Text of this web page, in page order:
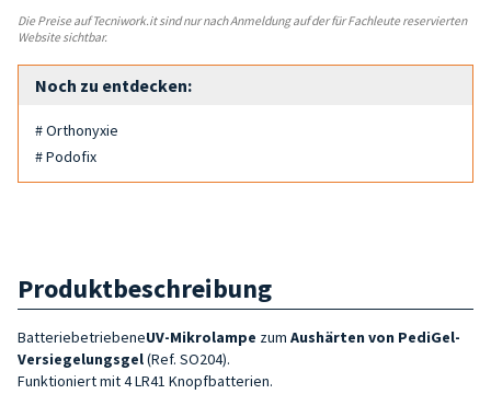
Die Preise auf Tecniwork.it sind nur nach Anmeldung auf der für Fachleute reservierten
Website sichtbar.
Noch zu entdecken:
# Orthonyxie
# Podofix
Produktbeschreibung
BatteriebetriebeneUV-Mikrolampe zum Aushärten von PediGel-
Versiegelungsgel(Ref. SO204).
Funktioniert mit 4 LR41 Knopfbatterien.